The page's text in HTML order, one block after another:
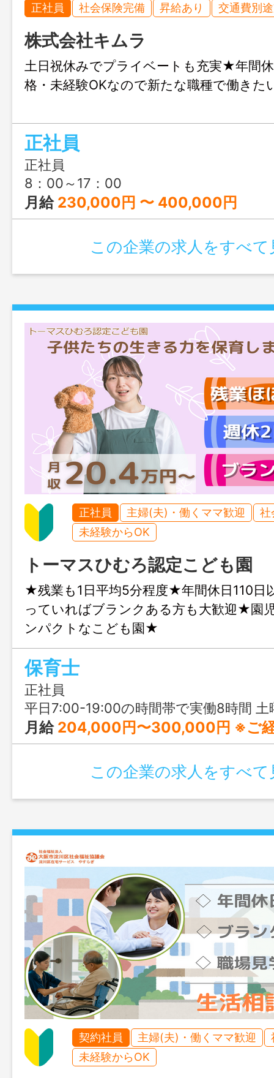
正社員 社会保険完備 昇給あり 交通費別
株式会社キムラ
土日祝休みでプライベートも充実★年間
格・未経験OKなので新たな職種で働き
正社員
正社員
8：00～17：00
月給 230,000円 〜 400,000円
この企業の求人をすべて
正社員 主婦(夫)・働くママ歓迎
社
未経験からOK
トーマスひむろ認定こども園
★残業も1日平均5分程度★年間休日110日
っていればブランクある方も大歓迎★園
ンパクトなこども園★
保育士
正社員
平日7:00-19:00の時間帯で実働8時間 土曜7:30-18:30の時間帯で実働8時間 ※時間外勤務は、平均5分／日未満とほぼなし。 ※
月給 204,000円〜300,000円 ※ご経験、資格等により加算あり。 ※
この企業の求人をすべて
契約社員 主婦(夫)・働くママ歓迎
未経験からOK